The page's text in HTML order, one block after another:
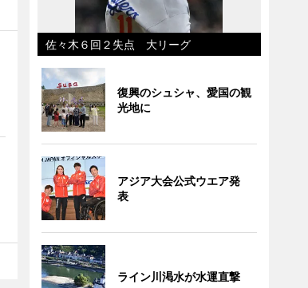
佐々木６回２失点 大リーグ
復興のシュシャ、愛国の観
光地に
アジア大会公式ウエア発
表
ライン川渇水が水運直撃